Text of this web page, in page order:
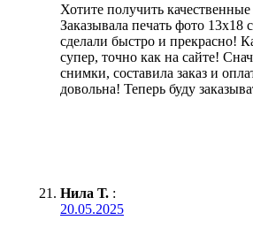
Хотите получить
Заказывала печать фото 13х18
сделали быстро и прекрасно!
супер, точно как на сайте!
снимки, составила заказ и
довольна! Теперь буду
Нила Т. :
20.05.2025